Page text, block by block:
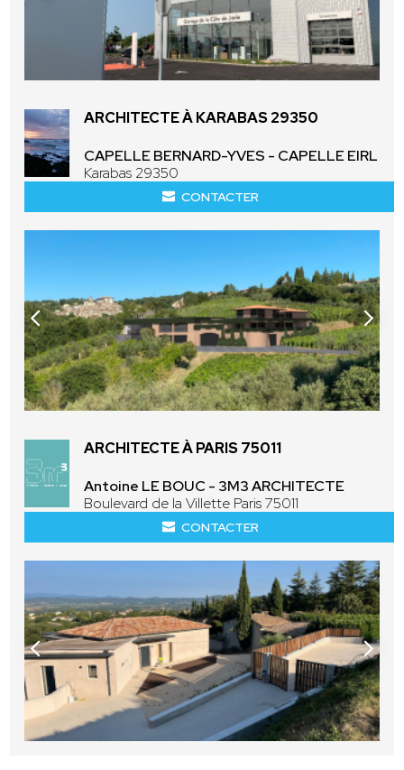
ARCHITECTE À KARABAS 29350
CAPELLE BERNARD-YVES - CAPELLE EIRL
Karabas 29350
CONTACTER
ARCHITECTE À PARIS 75011
Antoine LE BOUC - 3M3 ARCHITECTE
Boulevard de la Villette Paris 75011
CONTACTER